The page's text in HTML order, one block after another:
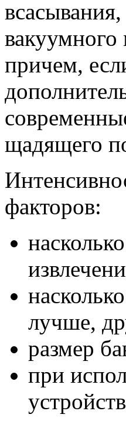
вакуумного
причем,
щадящего
факторов:
лучше,
размер
при